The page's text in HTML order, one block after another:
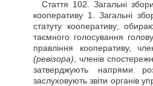
Стаття 102. Загальні
кооперативу 1. Загальні
статуту кооперативу;
таємного голосування
правління кооперативу,
(ревізора) , членів
затверджують напрями
заслуховують звіти органів